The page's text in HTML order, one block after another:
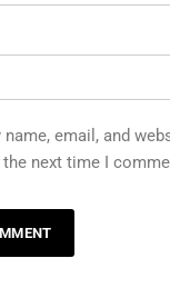
name, email, and
next time I